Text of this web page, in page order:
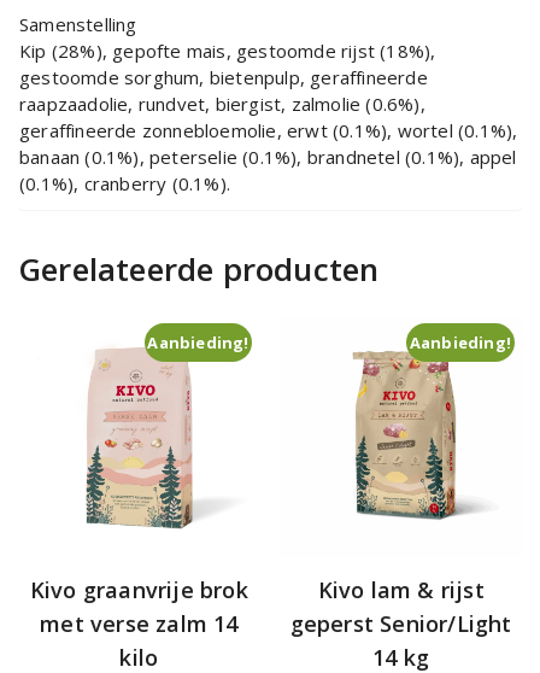
Samenstelling
Kip (28%), gepofte mais, gestoomde rijst (18%),
gestoomde sorghum, bietenpulp, geraffineerde
raapzaadolie, rundvet, biergist, zalmolie (0.6%),
geraffineerde zonnebloemolie, erwt (0.1%), wortel (0.1%),
banaan (0.1%), peterselie (0.1%), brandnetel (0.1%), appel
(0.1%), cranberry (0.1%).
Gerelateerde producten
Aanbieding!
Kivo graanvrije brok
met verse zalm 14
kilo
Aanbieding!
Kivo lam & rijst
geperst Senior/Light
14 kg